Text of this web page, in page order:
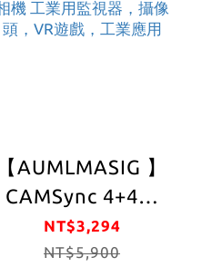
【AUMLMASIG 】
CAMSync 4+4埠
USB 3.2 Gen 1 相機
影像群控擷取 PCIe
NT$3,294
NT$5,900